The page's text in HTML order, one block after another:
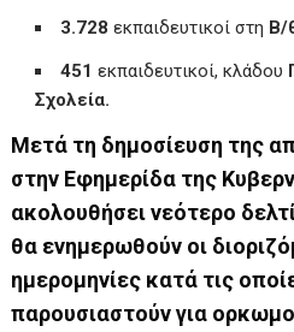
3.728εκπαιδευτικοί στη Β/
451 εκπαιδευτικοί, κλάδου
Σχολεία.
Μετά τη δημοσίευση της
στην Εφημερίδα της
ακολουθήσει νεότερο
θα ενημερωθούν οι
ημερομηνίες κατά τις
παρουσιαστούν για